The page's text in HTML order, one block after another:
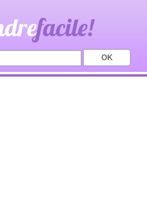
facile!